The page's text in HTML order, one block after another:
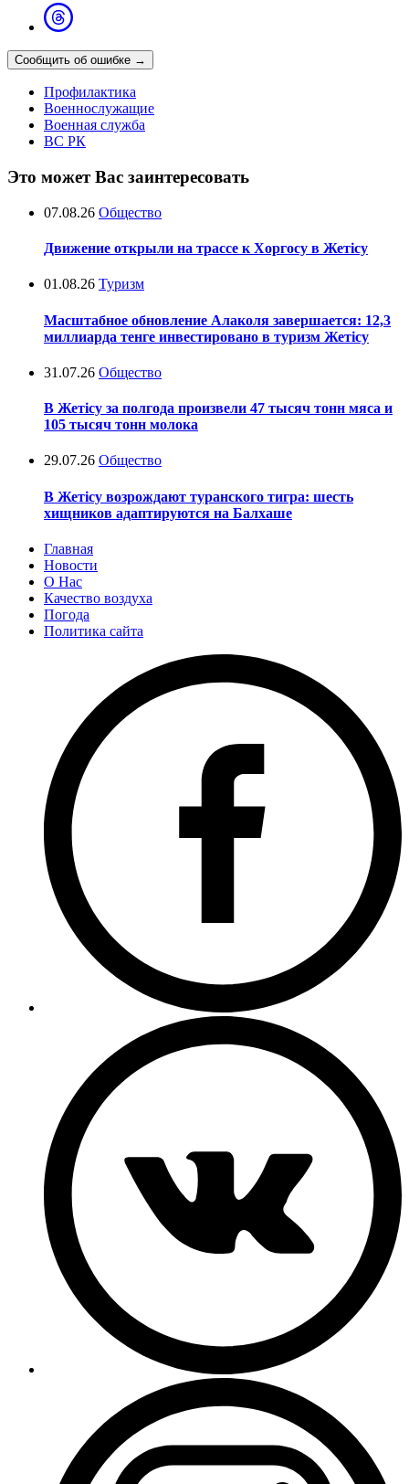
Сообщить об ошибке →
Профилактика
Военнослужащие
Военная служба
ВС РК
Это может Вас заинтересовать
07.08.26 Общество
Движение открыли на трассе к Хоргосу в Жетісу
01.08.26 Туризм
Масштабное обновление Алаколя завершается: 12,3
миллиарда тенге инвестировано в туризм Жетісу
31.07.26 Общество
В Жетісу за полгода произвели 47 тысяч тонн мяса и
105 тысяч тонн молока
29.07.26 Общество
В Жетісу возрождают туранского тигра: шесть
хищников адаптируются на Балхаше
Главная
Новости
О Нас
Качество воздуха
Погода
Политика сайта